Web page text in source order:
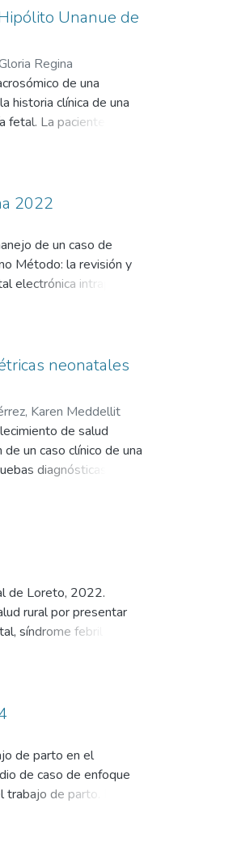
Unanue de
Regina
de una
historia clínica de una
La paciente
obteniéndose
respecto al
existe una relación
de la ecografía
2022
de un caso de
Método: la revisión y
electrónica intraparto
de una historia
del Centro de
de alteración del
nacido de sexo
a los 10 minutos.
fetal intraparto
con Apgar de
neonatales
Karen Meddellit
de salud
un caso clínico de una
diagnósticas y
y mejorar el
de Loreto, 2022.
rural por presentar
síndrome febril y
clasificada como
de parto en el
de caso de enfoque
de parto. El
se efectuó un